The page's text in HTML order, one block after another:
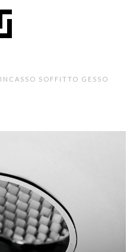
INCASSO SOFFITTO GESSO